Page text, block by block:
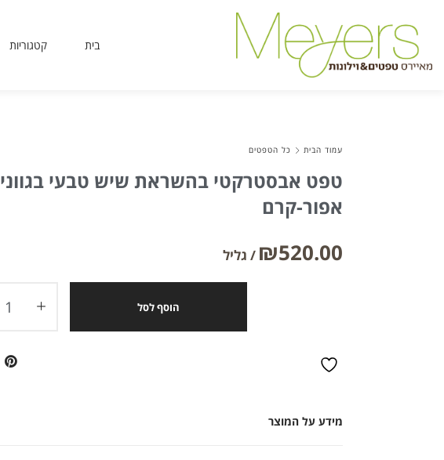
בית קטגוריות
עמוד הבית כל הטפטים
טפט אבסטרקטי בהשראת שיש טבעי בגווני
אפור-קרם
₪520.00
הוסף לסל
מידע על המוצר